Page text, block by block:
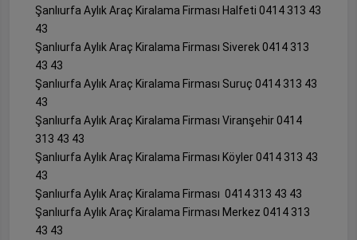
Şanlıurfa Aylık Araç Kiralama Firması Halfeti 0414 313 43
43
Şanlıurfa Aylık Araç Kiralama Firması Siverek 0414 313
43 43
Şanlıurfa Aylık Araç Kiralama Firması Suruç 0414 313 43
43
Şanlıurfa Aylık Araç Kiralama Firması Viranşehir 0414
313 43 43
Şanlıurfa Aylık Araç Kiralama Firması Köyler 0414 313 43
43
Şanlıurfa Aylık Araç Kiralama Firması 0414 313 43 43
Şanlıurfa Aylık Araç Kiralama Firması Merkez 0414 313
43 43